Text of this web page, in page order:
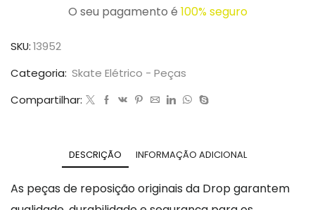
O seu pagamento é 100% seguro
SKU:13952
Categoria: Skate Elétrico - Peças
Compartilhar:
DESCRIÇÃO INFORMAÇÃO ADICIONAL
As peças de reposição originais da Drop garantem